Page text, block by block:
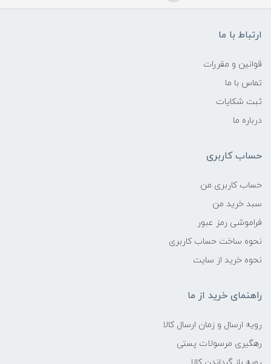
ارتباط با ما
قوانین و مقررات
تماس با ما
ثبت شکایات
درباره ما
حساب کاربری
حساب کاربری من
سبد خرید من
فراموشی رمز عبور
نحوه ساخت حساب کاربری
نحوه خرید از سایت
راهنمای خرید از ما
رویه ارسال و زمان ارسال کالا
رهگیری مرسولات پستی